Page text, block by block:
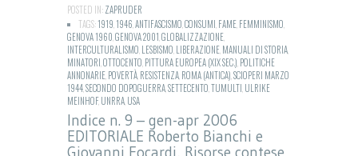
POSTED IN:ZAPRUDER
TAGS:1919,1946,ANTIFASCISMO,CONSUMI,FAME,FEMMINISMO,
GENOVA 1960,GENOVA 2001,GLOBALIZZAZIONE,
INTERCULTURALISMO,LESBISMO,LIBERAZIONE,MANUALI DI STORIA,
MINATORI,OTTOCENTO,PITTURA EUROPEA (XIX SEC.),POLITICHE
ANNONARIE,POVERTÀ,RESISTENZA,ROMA (ANTICA),SCIOPERI MARZO
1944,SECONDO DOPOGUERRA,SETTECENTO,TUMULTI,ULRIKE
MEINHOF,UNRRA,USA
Indice n. 9 – gen-apr 2006
EDITORIALE Roberto Bianchi e